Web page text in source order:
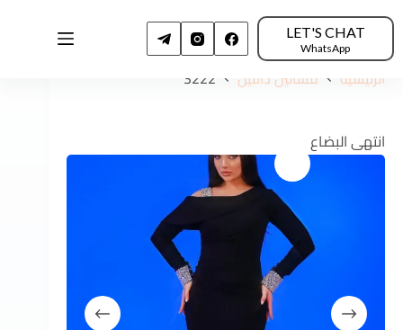
LET'S CHAT
WhatsApp
الرئيسية فساتين دانتيل 3222
انتهى البضاع